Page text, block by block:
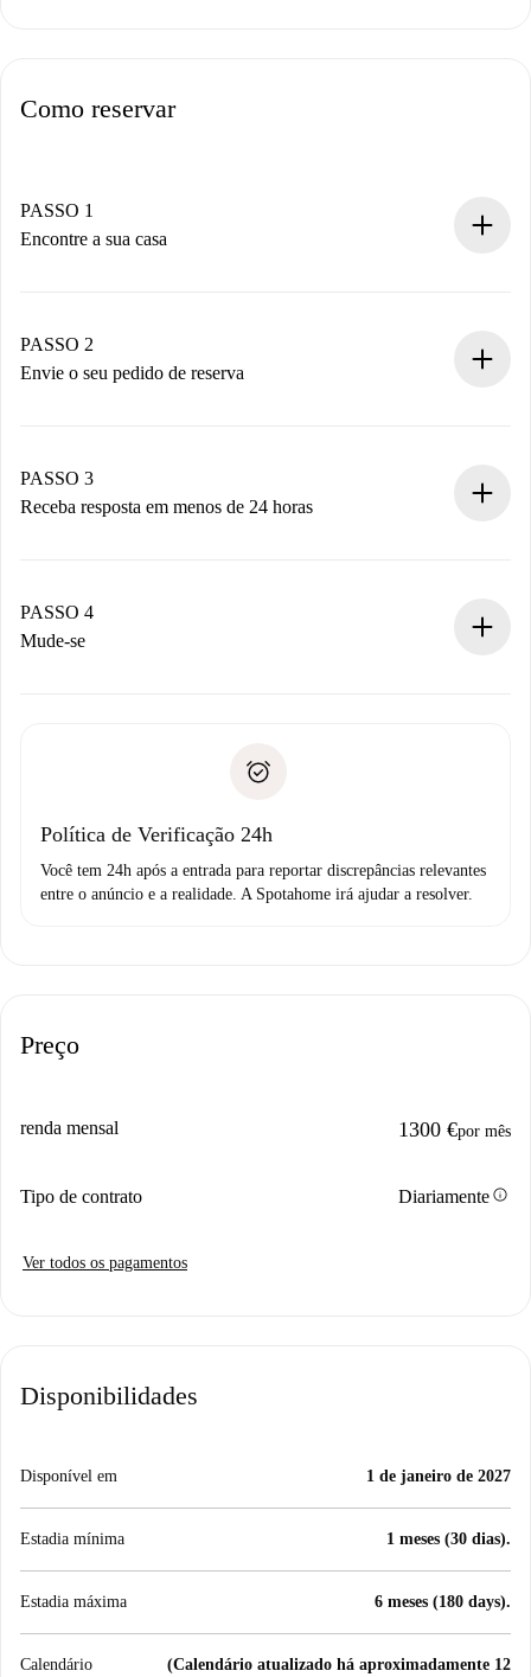
Como reservar
PASSO 1
Encontre a sua casa
Você tem todas as informações necessárias
antecipadamente.
PASSO 2
Envie o seu pedido de reserva
Não cobramos nada até que o proprietário confirme.
PASSO 3
Receba resposta em menos de 24 horas
proprietário.
Se recusada: não cobraremos nada e ofereceremos
Débito direto bancário
PASSO 4
Mude-se
não comunicar nenhum problema.
Política de Verificação 24h
Você tem 24h após a entrada para reportar discrepâncias relevantes
entre o anúncio e a realidade. A Spotahome irá ajudar a resolver.
Preço
renda mensal 1300 €por mês
Tipo de contrato Diariamenteinfo
Ver todos os pagamentos
Disponibilidades
Disponível em 1 de janeiro de 2027
Estadia mínima 1 meses (30 dias).
Estadia máxima 6 meses (180 days).
Calendário
(Calendário atualizado há aproximadamente 12